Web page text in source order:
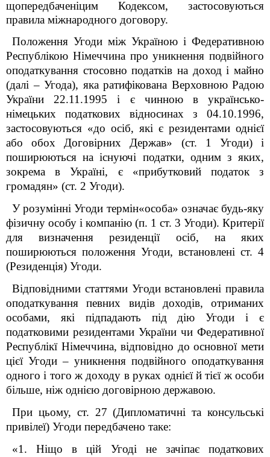
щопередбаченіцим Кодексом, застосовуються
правила міжнародного договору.
Положення Угоди між Україною і Федеративною
Республікою Німеччина про уникнення подвійного
оподаткування стосовно податків на доход і майно
(далі – Угода), яка ратифікована Верховною Радою
України 22.11.1995 і є чинною в українсько-
німецьких податкових відносинах з 04.10.1996,
застосовуються «до осіб, які є резидентами однієї
або обох Договірних Держав» (ст. 1 Угоди) і
поширюються на існуючі податки, одним з яких,
зокрема в Україні, є «прибутковий податок з
громадян» (ст. 2 Угоди).
У розумінні Угоди термін«особа» означає будь-яку
фізичну особу і компанію (п. 1 ст. 3 Угоди). Критерії
для визначення резиденції осіб, на яких
поширюються положення Угоди, встановлені ст. 4
(Резиденція) Угоди.
Відповідними статтями Угоди встановлені правила
оподаткування певних видів доходів, отриманих
особами, які підпадають під дію Угоди і є
податковими резидентами України чи Федеративної
Республікї Німеччина, відповідно до основної мети
цієї Угоди – уникнення подвійного оподаткування
одного і того ж доходу в руках однієї й тієї ж особи
більше, ніж однією договірною державою.
При цьому, ст. 27 (Дипломатичні та консульські
привілеї) Угоди передбачено таке:
«1. Ніщо в цій Угоді не зачіпає податкових